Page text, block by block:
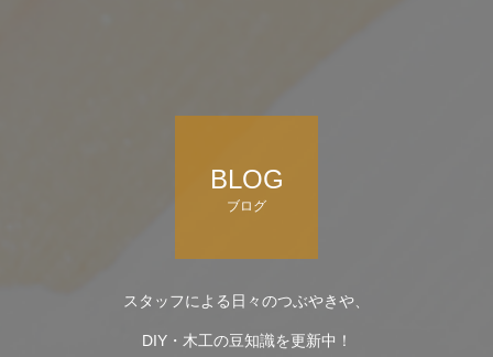
BLOG
ブログ
スタッフによる日々のつぶやきや、
DIY・木工の豆知識を更新中！